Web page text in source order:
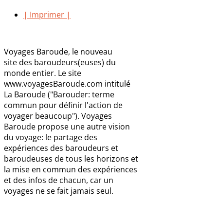
| Imprimer |
Voyages Baroude, le nouveau
site des baroudeurs(euses) du
monde entier. Le site
www.voyagesBaroude.com intitulé
La Baroude ("Barouder: terme
commun pour définir l'action de
voyager beaucoup"). Voyages
Baroude propose une autre vision
du voyage: le partage des
expériences des baroudeurs et
baroudeuses de tous les horizons et
la mise en commun des expériences
et des infos de chacun, car un
voyages ne se fait jamais seul.